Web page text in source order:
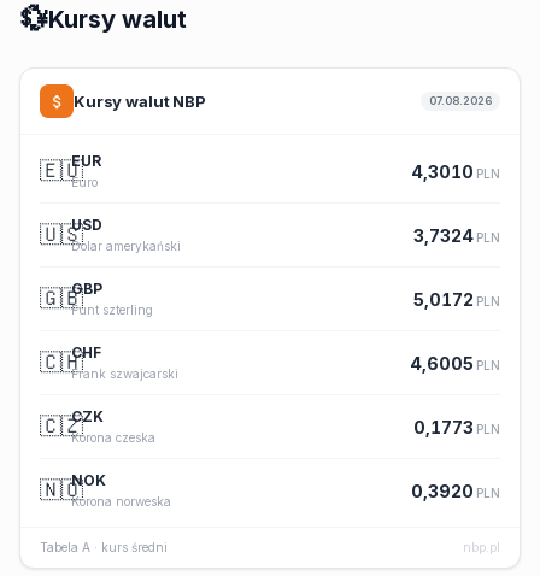
💱Kursy walut
Kursy walut NBP 07.08.2026
🇪🇺EUR
Euro
4,3010 PLN
🇺🇸USD
Dolar amerykański
3,7324 PLN
🇬🇧GBP
Funt szterling
5,0172 PLN
🇨🇭CHF
Frank szwajcarski
4,6005 PLN
🇨🇿CZK
Korona czeska
0,1773 PLN
🇳🇴NOK
Korona norweska
0,3920 PLN
Tabela A · kurs średni nbp.pl